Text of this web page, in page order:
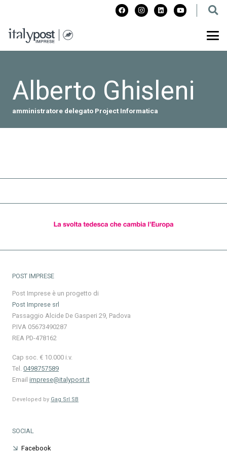
Alberto Ghisleni
amministratore delegato Project Informatica
POST IMPRESE
Post Imprese è un progetto di
Post Imprese srl
Passaggio Alcide De Gasperi 29, Padova
P.IVA 05673490287
REA PD-478162
Cap soc. € 10.000 i.v.
Tel. 0498757589
Email imprese@italypost.it
Developed by Gag Srl SB
SOCIAL
Facebook